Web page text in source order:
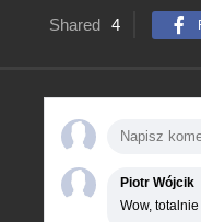
Shared 4
Piotr Wójcik
Wow,